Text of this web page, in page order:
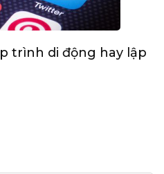
trình di động hay lập